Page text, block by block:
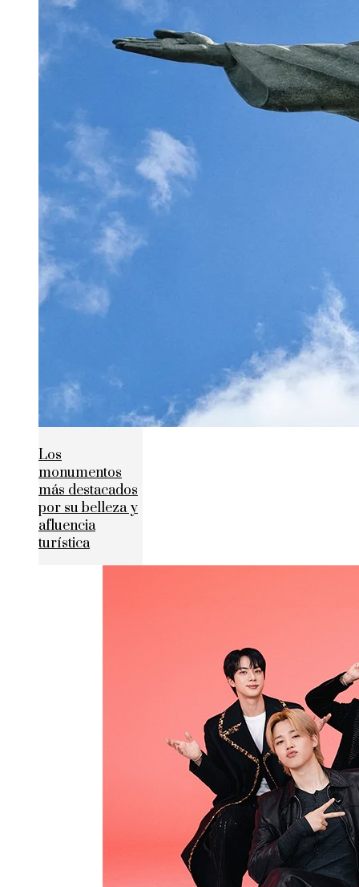
Los
monumentos
más destacados
por su belleza y
afluencia
turística